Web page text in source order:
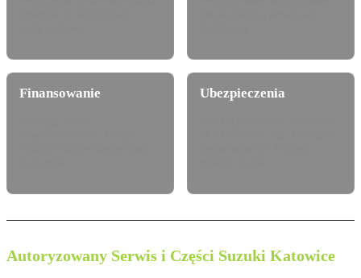
Finansowanie Ubezpieczenia
Autoryzowany Serwis i Części Suzuki Katowice